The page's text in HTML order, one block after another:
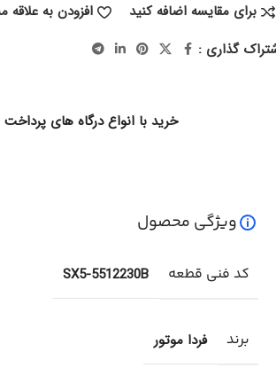
برای مقایسه اضافه کنید
افزودن به علاقه
گذاری :
خرید با انواع درگاه های پرداخت
ویژگی محصول
کد فنی قطعه SX5-5512230B
برند فردا موتور